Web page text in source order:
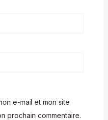
e-mail et mon site
prochain commentaire.